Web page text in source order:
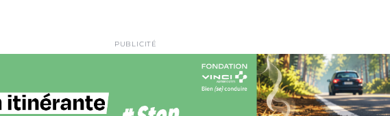
PUBLICITÉ